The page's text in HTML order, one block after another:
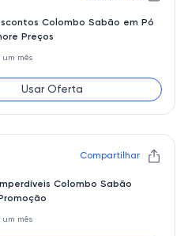
Colombo Sabão em Pó
Preços
um mês
Usar Oferta
Compartilhar
Colombo Sabão
um mês